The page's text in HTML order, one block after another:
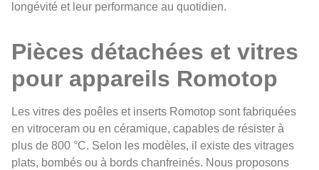
longévité et leur performance au quotidien.
Pièces détachées et vitres
pour appareils Romotop
Les vitres des poêles et inserts Romotop sont fabriquées
en vitroceram ou en céramique, capables de résister à
plus de 800 °C. Selon les modèles, il existe des vitrages
plats, bombés ou à bords chanfreinés. Nous proposons